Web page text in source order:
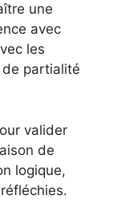
une
avec
les
de partialité
valider
de
logique,